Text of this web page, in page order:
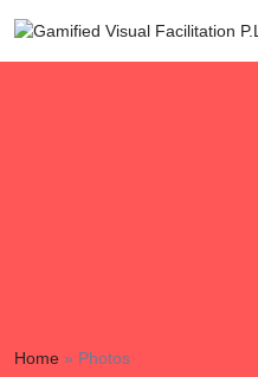
Home » Photos